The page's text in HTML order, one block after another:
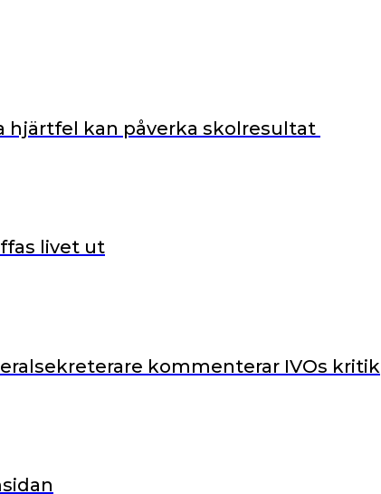
hjärtfel kan påverka skolresultat
livet ut
kommenterar IVOs kritik